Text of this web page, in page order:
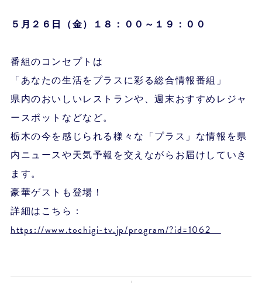
５月２６ 日（金）１８：００～１９：００
番組のコンセプトは
「あなたの生活をプラスに彩る総合情報番組」
県内のおいしいレストランや、週末おすすめレジャ
ースポットなどなど。
栃木の今を感じられる様々な「プラス」な情報を県
内ニュースや天気予報を交えながらお届けしていき
ます。
豪華ゲストも登場！
詳細はこちら：
https://www.tochigi-tv.jp/program/?id=1062